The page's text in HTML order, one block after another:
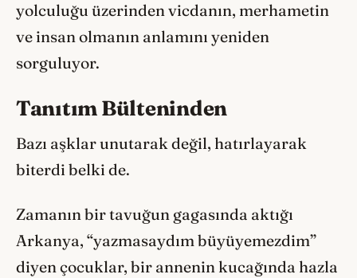
yolculuğu üzerinden vicdanın, merhametin
ve insan olmanın anlamını yeniden
sorguluyor.
Tanıtım Bülteninden
Bazı aşklar unutarak değil, hatırlayarak
biterdi belki de.
Zamanın bir tavuğun gagasında aktığı
Arkanya, “yazmasaydım büyüyemezdim”
diyen çocuklar, bir annenin kucağında hazla